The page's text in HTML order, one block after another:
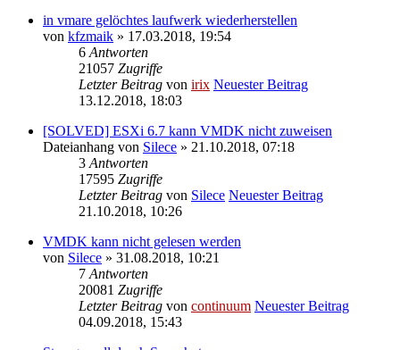
in vmare gelöchtes laufwerk wiederherstellen
von kfzmaik » 17.03.2018, 19:54
6 Antworten
21057 Zugriffe
Letzter Beitrag von irix Neuester Beitrag
13.12.2018, 18:03
[SOLVED] ESXi 6.7 kann VMDK nicht zuweisen
Dateianhang von Silece » 21.10.2018, 07:18
3 Antworten
17595 Zugriffe
Letzter Beitrag von Silece Neuester Beitrag
21.10.2018, 10:26
VMDK kann nicht gelesen werden
von Silece » 31.08.2018, 10:21
7 Antworten
20081 Zugriffe
Letzter Beitrag von continuum Neuester Beitrag
04.09.2018, 15:43